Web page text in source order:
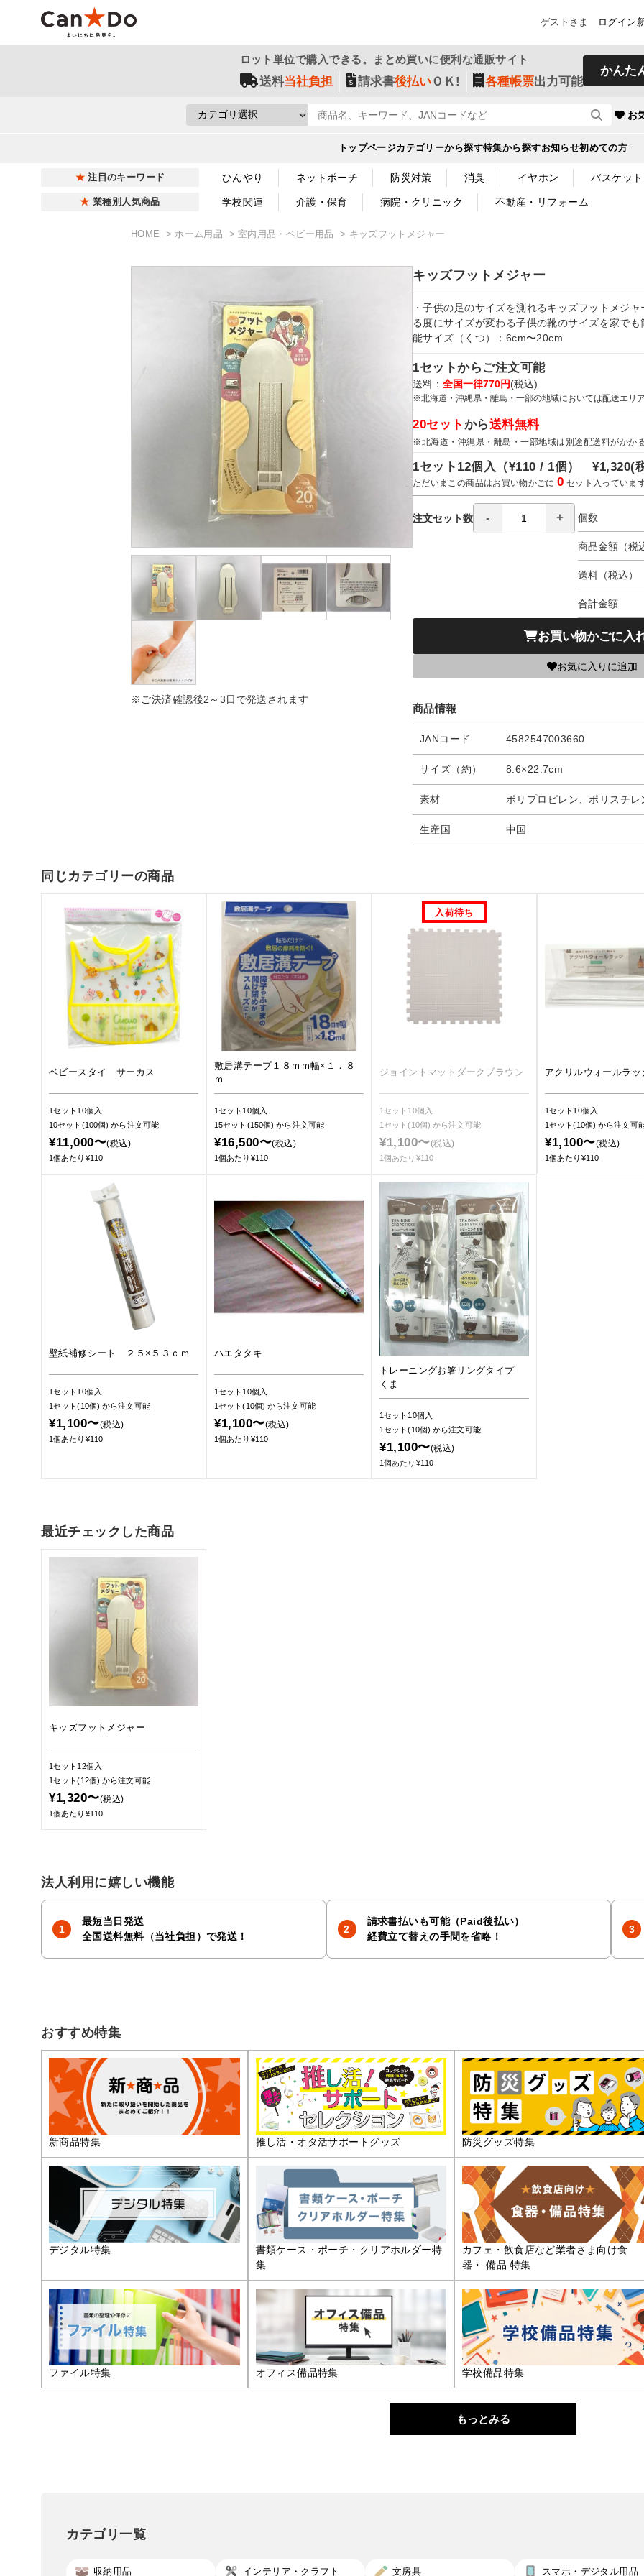
ゲストさま ログイン
ロット単位で購入できる。まとめ買いに便利な通販サイト
送料当社負担 請求書後払いＯＫ! 各種帳票出力可能
かんた
お
トップページカテゴリーから探す特集から探すお知らせ初めての方
注目のキーワード ひんやり ネットポーチ 防災対策 消臭 イヤホン バスケット
業種別人気商品 学校関連 介護・保育 病院・クリニック 不動産・リフォーム
HOME ホーム用品 室内用品・ベビー用品 キッズフットメジャー
※ご決済確認後2～3日で発送されます
キッズフットメジャー
・子供の足のサイズを測れるキッズフットメジ
る度にサイズが変わる子供の靴のサイズを家で
能サイズ（くつ）：6cm〜20cm
1セットからご注文可能
送料： 全国一律770円(税込)
※北海道・沖縄県・離島・一部の地域においては配送エリ
20セット から送料無料
※北海道・沖縄県・離島・一部地域は別途配送料がかか
1セット12個入（¥110 / 1個）¥1,320(
ただいまこの商品はお買い物かごに0 セット入っていま
注文セット数 個数
商品金額（税
送料（税込）
合計金額
お買い物かごに入
お気に入りに追加
商品情報
JANコード 4582547003660
サイズ（約） 8.6×22.7cm
素材 ポリプロピレン、ポリスチレ
生産国 中国
同じカテゴリーの商品
ベビースタイ サーカス
1セット10個入
10セット(100個)から注文可能
¥11,000〜(税込)
1個あたり¥110
敷居溝テープ１８ｍｍ幅×１．８
ｍ
1セット10個入
15セット(150個)から注文可能
¥16,500〜(税込)
1個あたり¥110
ジョイントマットダークブラウン
1セット10個入
1セット(10個)から注文可能
¥1,100〜(税込)
1個あたり¥110
アクリルウォールラ
1セット10個入
1セット(10個)から注文可
¥1,100〜(税込)
1個あたり¥110
壁紙補修シート ２５×５３ｃｍ
1セット10個入
1セット(10個)から注文可能
¥1,100〜(税込)
1個あたり¥110
ハエタタキ
1セット10個入
1セット(10個)から注文可能
¥1,100〜(税込)
1個あたり¥110
トレーニングお箸リングタイプ
くま
1セット10個入
1セット(10個)から注文可能
¥1,100〜(税込)
1個あたり¥110
最近チェックした商品
キッズフットメジャー
1セット12個入
1セット(12個)から注文可能
¥1,320〜(税込)
1個あたり¥110
法人利用に嬉しい機能
最短当日発送
全国送料無料（当社負担）で発送！
請求書払いも可能（Paid後払い）
経費立て替えの手間を省略！
おすすめ特集
新商品特集 推し活・オタ活サポートグッズ 防災グッズ特集
デジタル特集
書類ケース・ポーチ・クリアホルダー特
集
カフェ・飲食店など業者さま向け食
器・ 備品 特集
ファイル特集 オフィス備品特集 学校備品特集
もっとみる
カテゴリ一覧
収納用品 インテリア・クラフト 文房具 スマホ・デジタル用品